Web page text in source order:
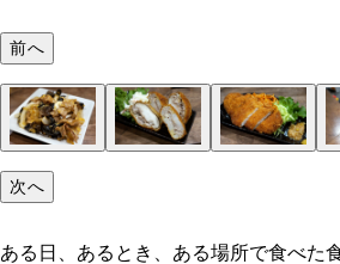
前へ
次へ
ある日、あるとき、ある場所で食べた